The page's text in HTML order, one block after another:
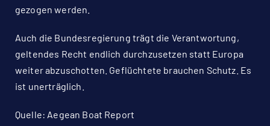
gezogen werden.
Auch die Bundesregierung trägt die Verantwortung,
geltendes Recht endlich durchzusetzen statt Europa
weiter abzuschotten. Geflüchtete brauchen Schutz. Es
ist unerträglich.
Quelle: Aegean Boat Report